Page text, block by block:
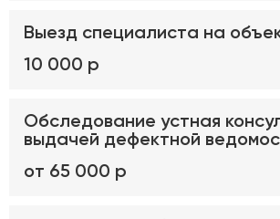
Выезд специалиста на
10 000 р
Обследование устная
выдачей дефектной
от 65 000 р